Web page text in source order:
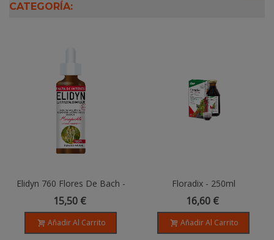
CATEGORÍA:
Elidyn 760 Flores De Bach -
HONEYSUCKLE 20 Ml
15,50 €
Añadir Al Carrito
Floradix - 250ml
16,60 €
Añadir Al Carrito